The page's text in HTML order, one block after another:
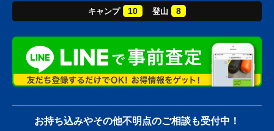
キャンプ 10 登山 8
お持ち込みやその他不明点のご相談も受付中！